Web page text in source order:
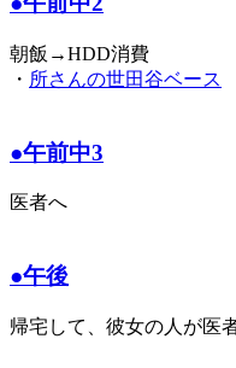
朝飯→HDD消費
・ 所さんの世田谷ベース
●午前中3
医者へ
●午後
帰宅して、彼女の人が医